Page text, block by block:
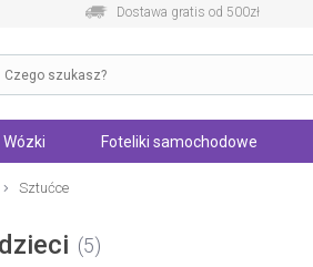
Dostawa gratis od 500zł
Wózki Foteliki samochodowe
Sztućce
5